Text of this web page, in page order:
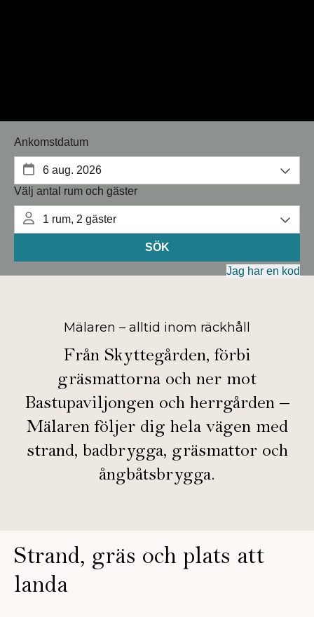
Mälaren – alltid inom räckhåll
Från Skyttegården, förbi
gräsmattorna och ner mot
Bastupaviljongen och herrgården –
Mälaren följer dig hela vägen med
strand, badbrygga, gräsmattor och
ångbåtsbrygga.
Strand, gräs och plats att
landa